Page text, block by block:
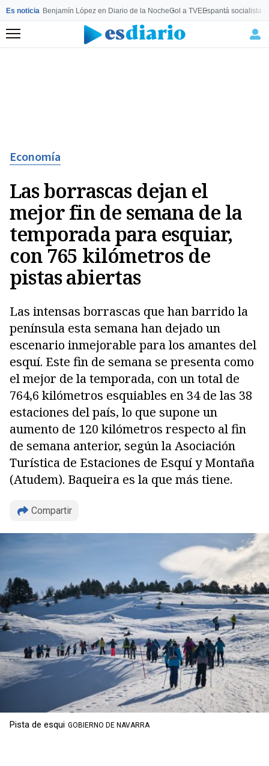
Es noticia Benjamín López en Diario de la NocheGol a TVEEspantá socialista
Menú
Economía
Las borrascas dejan el
mejor fin de semana de la
temporada para esquiar,
con 765 kilómetros de
pistas abiertas
Las intensas borrascas que han barrido la
península esta semana han dejado un
escenario inmejorable para los amantes del
esquí. Este fin de semana se presenta como
el mejor de la temporada, con un total de
764,6 kilómetros esquiables en 34 de las 38
estaciones del país, lo que supone un
aumento de 120 kilómetros respecto al fin
de semana anterior, según la Asociación
Turística de Estaciones de Esquí y Montaña
(Atudem). Baqueira es la que más tiene.
Compartir
Copiar
Pista de esqui GOBIERNO DE NAVARRA